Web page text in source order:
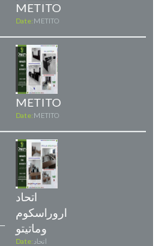
METITO
Date:METITO
METITO
Date:METITO
اتحاد
اروراسكوم
وماتيتو
Date: اتحاد